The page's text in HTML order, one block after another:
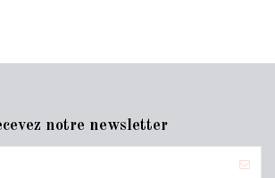
notre newsletter